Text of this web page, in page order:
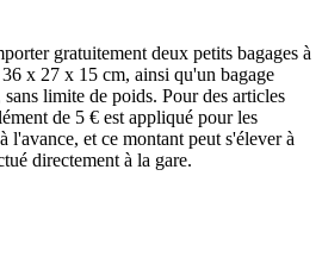
gratuitement deux petits bagages à
x 27 x 15 cm, ainsi qu'un bagage
limite de poids. Pour des articles
de 5 € est appliqué pour les
l'avance, et ce montant peut s'élever à
directement à la gare.